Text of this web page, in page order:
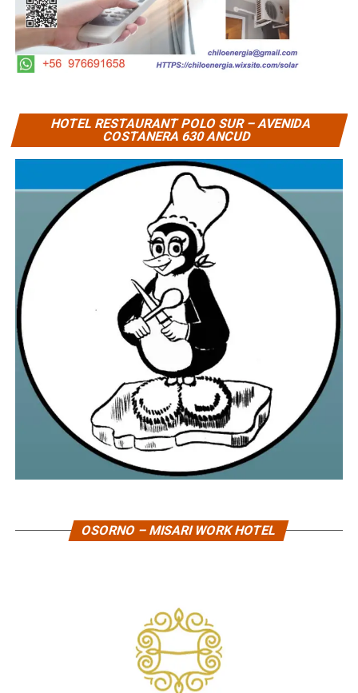
HOTEL RESTAURANT POLO SUR – AVENIDA
COSTANERA 630 ANCUD
OSORNO – MISARI WORK HOTEL